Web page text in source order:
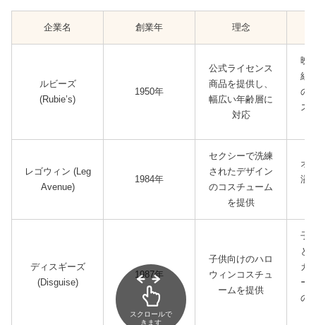
企業名 創業年 理念
ルビーズ
(Rubie’s)
1950年
公式ライセンス
商品を提供し、
幅広い年齢層に
対応
映
組
の
ス
レゴウィン (Leg
Avenue)
1984年
セクシーで洗練
されたデザイン
のコスチューム
を提供
オ
溢
ディスギーズ
(Disguise)
1987年
子供向けのハロ
ウィンコスチュ
ームを提供
子
と
カ
ー
の
スクロールで
きます